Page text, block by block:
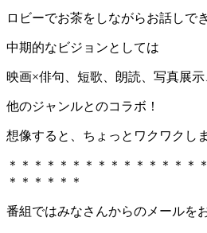
ロビーでお茶をしながらお話しで
中期的なビジョンとしては
映画×俳句、短歌、朗読、写真展
他のジャンルとのコラボ！
想像すると、ちょっとワクワクし
＊＊＊＊＊＊＊＊＊＊＊＊＊＊＊
＊＊＊＊＊＊
番組ではみなさんからのメールを